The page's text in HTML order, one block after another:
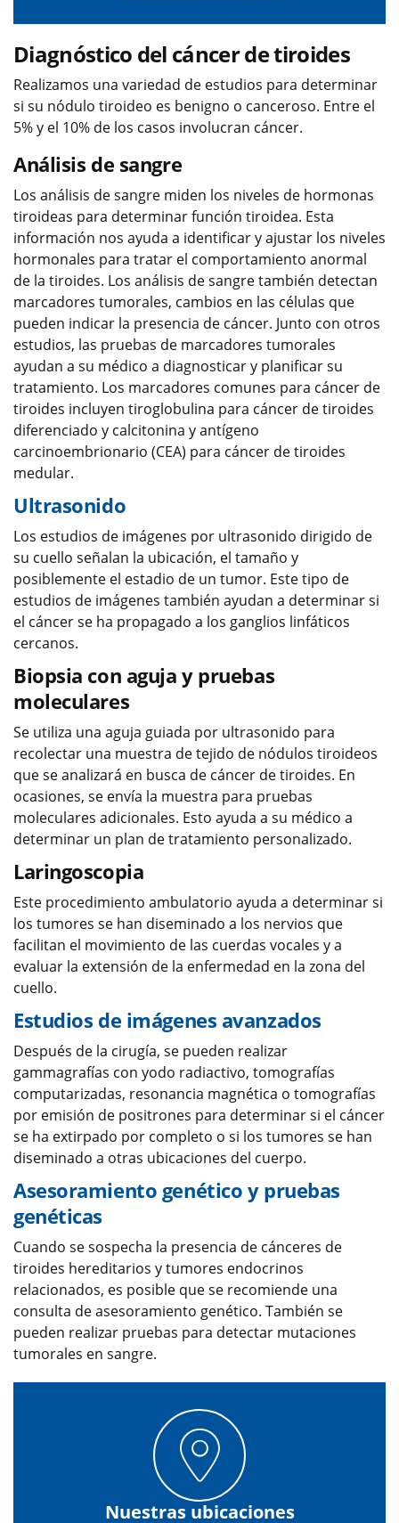
Diagnóstico del cáncer de tiroides
Realizamos una variedad de estudios para determinar
si su nódulo tiroideo es benigno o canceroso. Entre el
5% y el 10% de los casos involucran cáncer.
Análisis de sangre
Los análisis de sangre miden los niveles de hormonas
tiroideas para determinar función tiroidea. Esta
información nos ayuda a identificar y ajustar los niveles
hormonales para tratar el comportamiento anormal
de la tiroides. Los análisis de sangre también detectan
marcadores tumorales, cambios en las células que
pueden indicar la presencia de cáncer. Junto con otros
estudios, las pruebas de marcadores tumorales
ayudan a su médico a diagnosticar y planificar su
tratamiento. Los marcadores comunes para cáncer de
tiroides incluyen tiroglobulina para cáncer de tiroides
diferenciado y calcitonina y antígeno
carcinoembrionario (CEA) para cáncer de tiroides
medular.
Ultrasonido
Los estudios de imágenes por ultrasonido dirigido de
su cuello señalan la ubicación, el tamaño y
posiblemente el estadio de un tumor. Este tipo de
estudios de imágenes también ayudan a determinar si
el cáncer se ha propagado a los ganglios linfáticos
cercanos.
Biopsia con aguja y pruebas
moleculares
Se utiliza una aguja guiada por ultrasonido para
recolectar una muestra de tejido de nódulos tiroideos
que se analizará en busca de cáncer de tiroides. En
ocasiones, se envía la muestra para pruebas
moleculares adicionales. Esto ayuda a su médico a
determinar un plan de tratamiento personalizado.
Laringoscopia
Este procedimiento ambulatorio ayuda a determinar si
los tumores se han diseminado a los nervios que
facilitan el movimiento de las cuerdas vocales y a
evaluar la extensión de la enfermedad en la zona del
cuello.
Estudios de imágenes avanzados
Después de la cirugía, se pueden realizar
gammagrafías con yodo radiactivo, tomografías
computarizadas, resonancia magnética o tomografías
por emisión de positrones para determinar si el cáncer
se ha extirpado por completo o si los tumores se han
diseminado a otras ubicaciones del cuerpo.
Asesoramiento genético y pruebas
genéticas
Cuando se sospecha la presencia de cánceres de
tiroides hereditarios y tumores endocrinos
relacionados, es posible que se recomiende una
consulta de asesoramiento genético. También se
pueden realizar pruebas para detectar mutaciones
tumorales en sangre.
Nuestras ubicaciones